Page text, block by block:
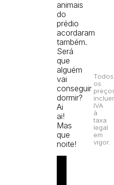
animais
do
prédio
acordaram
também.
Será
que
alguém
vai
conseguir
dormir?
Ai
ai!
Mas
que
noite!
Todos
os
IVA
à
taxa
legal
em
vigor.